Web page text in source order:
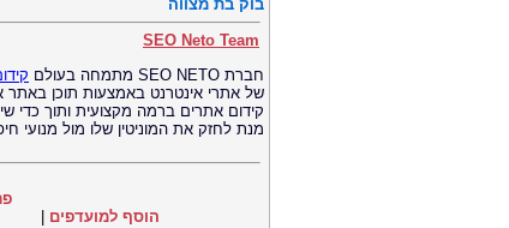
בוק בת מצווה
SEO Neto Team
חברת SEO NETO מתמחה בעולם
של אתרי אינטרנט באמצעות תוכן באתר
קידום אתרים ברמה מקצועית ותוך כדי
מנת לחזק את המוניטין שלו מול מנועי
הוסף למועדפים